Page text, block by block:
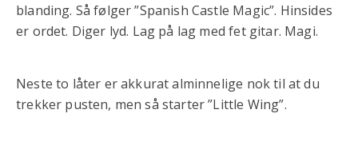
blanding. Så følger ”Spanish Castle Magic”. Hinsides
er ordet. Diger lyd. Lag på lag med fet gitar. Magi.
Neste to låter er akkurat alminnelige nok til at du
trekker pusten, men så starter ”Little Wing”.